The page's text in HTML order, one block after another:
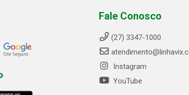
Fale Conosco
(27) 3347-1000
Instagram
YouTube